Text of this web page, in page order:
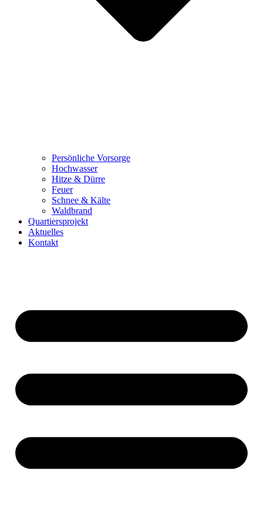
Persönliche Vorsorge
Hochwasser
Hitze & Dürre
Feuer
Schnee & Kälte
Waldbrand
Quartiersprojekt
Aktuelles
Kontakt